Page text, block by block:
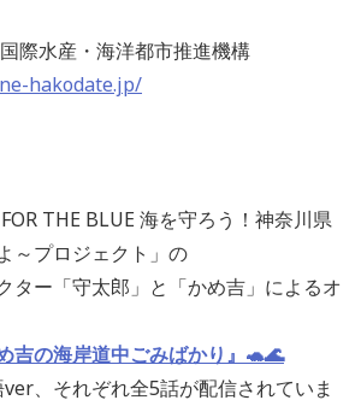
際水産・海洋都市推進機構
hakodate.jp/
THE BLUE 海を守ろう！神奈川県
～プロジェクト」の
ター「守太郎」と「かめ吉」によるオ
吉の海岸道中ごみばかり』🐢🌊
、それぞれ全5話が配信されていま